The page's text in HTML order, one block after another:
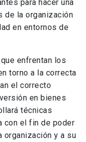
para hacer una
de la organización
en entornos de
enfrentan los
torno a la correcta
el correcto
en bienes
técnicas
con el fin de poder
organización y a su